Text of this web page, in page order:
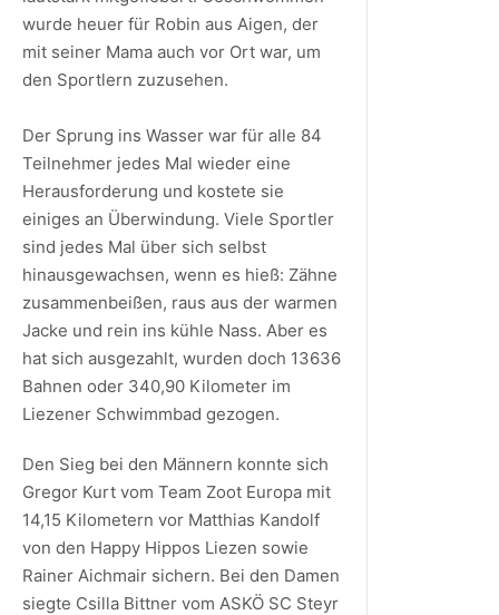
wurde heuer für Robin aus Aigen, der
mit seiner Mama auch vor Ort war, um
den Sportlern zuzusehen.
Der Sprung ins Wasser war für alle 84
Teilnehmer jedes Mal wieder eine
Herausforderung und kostete sie
einiges an Überwindung. Viele Sportler
sind jedes Mal über sich selbst
hinausgewachsen, wenn es hieß: Zähne
zusammenbeißen, raus aus der warmen
Jacke und rein ins kühle Nass. Aber es
hat sich ausgezahlt, wurden doch 13636
Bahnen oder 340,90 Kilometer im
Liezener Schwimmbad gezogen.
Den Sieg bei den Männern konnte sich
Gregor Kurt vom Team Zoot Europa mit
14,15 Kilometern vor Matthias Kandolf
von den Happy Hippos Liezen sowie
Rainer Aichmair sichern. Bei den Damen
siegte Csilla Bittner vom ASKÖ SC Steyr